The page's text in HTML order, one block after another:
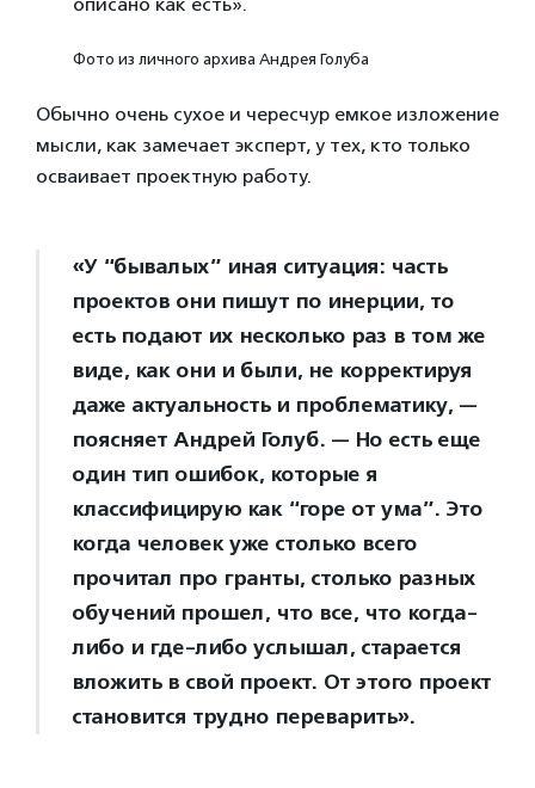
Фото из личного архива Андрея Голуба
Обычно очень сухое и чересчур емкое изложение
мысли, как замечает эксперт, у тех, кто только
осваивает проектную работу.
«У “бывалых” иная ситуация: часть
проектов они пишут по инерции, то
есть подают их несколько раз в том же
виде, как они и были, не корректируя
даже актуальность и проблематику, —
поясняет Андрей Голуб. — Но есть еще
один тип ошибок, которые я
классифицирую как “горе от ума”. Это
когда человек уже столько всего
прочитал про гранты, столько разных
обучений прошел, что все, что когда-
либо и где-либо услышал, старается
вложить в свой проект. От этого проект
становится трудно переварить».